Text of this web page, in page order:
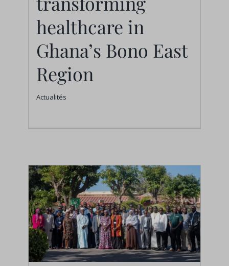
healthcare in
Ghana’s Bono East
Region
Actualités